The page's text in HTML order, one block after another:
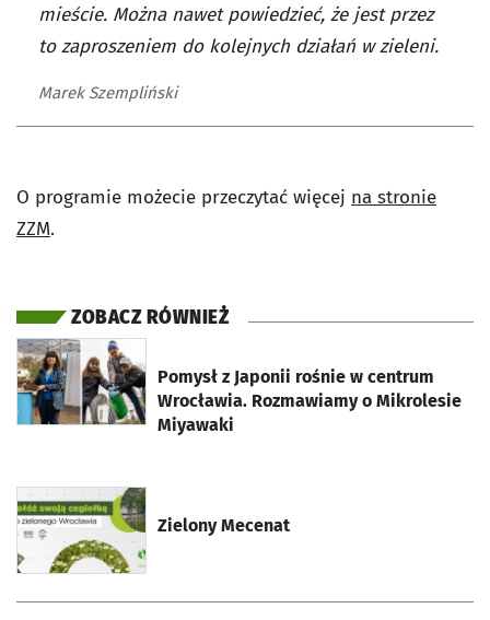
mieście. Można nawet powiedzieć, że jest przez
to zaproszeniem do kolejnych działań w zieleni.
Marek Szempliński
O programie możecie przeczytać więcej na stronie
ZZM.
ZOBACZ RÓWNIEŻ
Pomysł z Japonii rośnie w centrum
Wrocławia. Rozmawiamy o Mikrolesie
Miyawaki
otworzy się w nowej karcie
Zielony Mecenat
otworzy się w nowej karcie